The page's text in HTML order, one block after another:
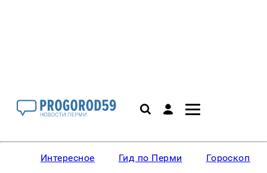
Интересное Гид по Перми Гороскопы